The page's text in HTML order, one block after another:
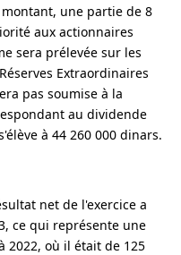
une partie de 8
aux actionnaires
sera prélevée sur les
Extraordinaires
pas soumise à la
au dividende
à 44 260 000 dinars.
net de l'exercice a
ce qui représente une
2022, où il était de 125